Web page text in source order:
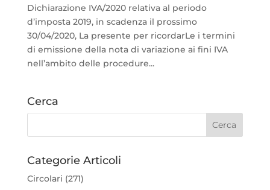
Dichiarazione IVA/2020 relativa al periodo
d’imposta 2019, in scadenza il prossimo
30/04/2020, La presente per ricordarLe i termini
di emissione della nota di variazione ai fini IVA
nell’ambito delle procedure...
Cerca
Categorie Articoli
Circolari (271)